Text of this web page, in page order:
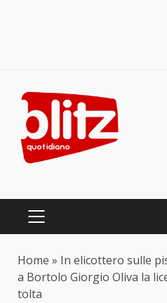
content
PRIMARY
Home » In elicottero sulle
a Bortolo Giorgio Oliva la
tolta